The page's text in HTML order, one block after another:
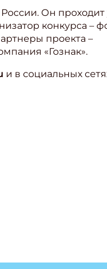
Он проходит
конкурса –
проекта –
«Гознак».
и в социальных